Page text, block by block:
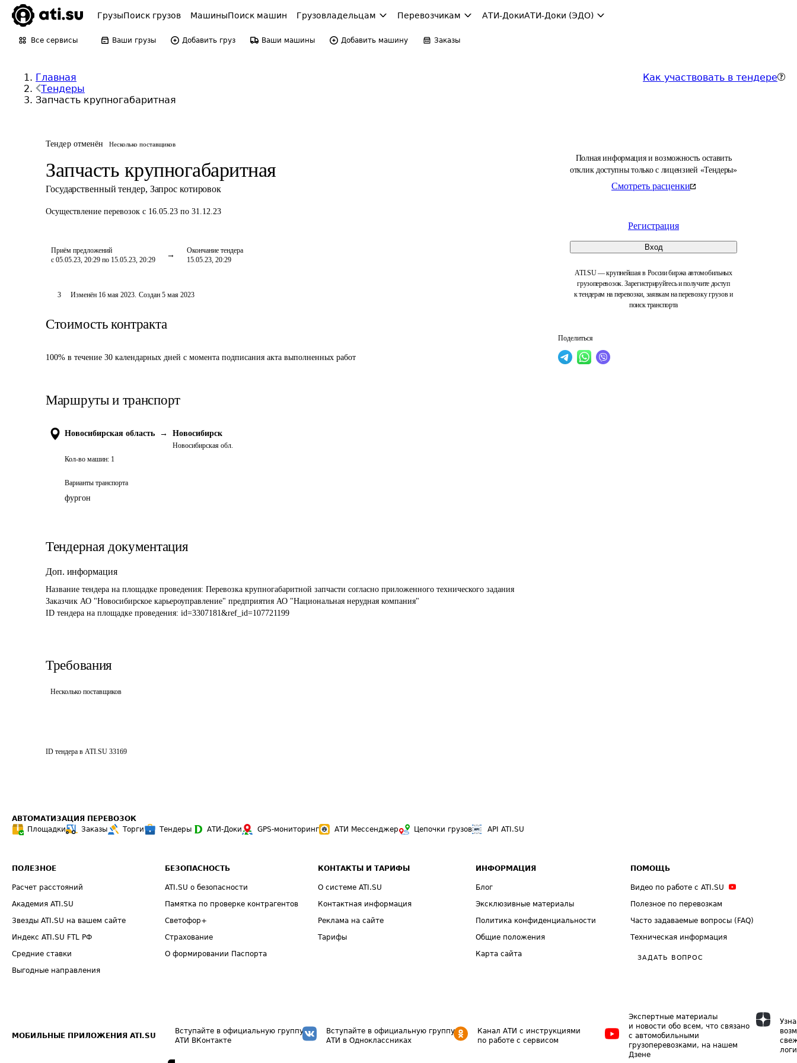
ГрузыПоиск грузов МашиныПоиск машин Грузовладельцам Перевозчикам АТИ-ДокиАТИ-Доки (ЭДО)
Все сервисы Ваши грузы Добавить груз Ваши машины Добавить машину Заказы
Главная
Тендеры
Запчасть крупногабаритная
Как участвовать в тендере
Тендер отменён Несколько поставщиков
Запчасть крупногабаритная
Государственный тендер, Запрос котировок
Осуществление перевозок с 16.05.23 по 31.12.23
Приём предложений
с 05.05.23, 20:29 по 15.05.23, 20:29
Окончание тендера
15.05.23, 20:29
Полная информация и возможность оставить
отклик доступны только с лицензией «Тендеры»
Смотреть расценки
Регистрация
Вход
ATI.SU — крупнейшая в России биржа автомобильных
грузоперевозок. Зарегистрируйтесь и получите доступ
к тендерам на перевозки, заявкам на перевозку грузов и
поиск транспорта
Поделиться
3 Изменён 16 мая 2023. Создан 5 мая 2023
Стоимость контракта
100% в течение 30 календарных дней с момента подписания акта выполненных работ
Маршруты и транспорт
Новосибирская область → Новосибирск
Новосибирская обл.
Кол-во машин: 1
Варианты транспорта
фургон
Тендерная документация
Доп. информация
Название тендера на площадке проведения: Перевозка крупногабаритной запчасти согласно приложенного технического задания
Заказчик АО "Новосибирское карьероуправление" предприятия АО "Национальная нерудная компания"
ID тендера на площадке проведения: id=3307181&ref_id=107721199
Требования
Несколько поставщиков
ID тендера в ATI.SU 33169
АВТОМАТИЗАЦИЯ ПЕРЕВОЗОК
Площадки
Заказы Торги Тендеры АТИ-Доки GPS-мониторинг АТИ Мессенджер Цепочки грузов API ATI.SU
ПОЛЕЗНОЕ
Расчет расстояний
Академия ATI.SU
Звезды ATI.SU на вашем сайте
Индекс ATI.SU FTL РФ
Средние ставки
Выгодные направления
БЕЗОПАСНОСТЬ
ATI.SU о безопасности
Памятка по проверке контрагентов
Светофор+
Страхование
О формировании Паспорта
КОНТАКТЫ И ТАРИФЫ
О системе ATI.SU
Контактная информация
Реклама на сайте
Тарифы
ИНФОРМАЦИЯ
Блог
Эксклюзивные материалы
Политика конфиденциальности
Общие положения
Карта сайта
ПОМОЩЬ
Видео по работе с ATI.SU
Полезное по перевозкам
Часто задаваемые вопросы (FAQ)
Техническая информация
ЗАДАТЬ ВОПРОС
МОБИЛЬНЫЕ ПРИЛОЖЕНИЯ ATI.SU
Вступайте в официальную группу
АТИ ВКонтакте
Вступайте в официальную группу
АТИ в Одноклассниках
Канал АТИ с инструкциями
по работе с сервисом
Экспертные материалы
и новости обо всем, что связано
с автомобильными
грузоперевозками, на нашем
Дзене